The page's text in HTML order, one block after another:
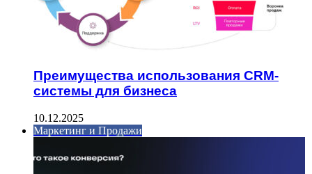
Преимущества использования CRM-
системы для бизнеса
10.12.2025
Маркетинг и Продажи